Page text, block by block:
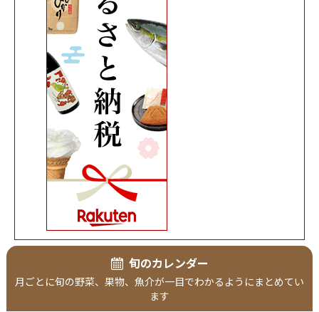
旬のカレンダー
月ごとに旬の野菜、果物、魚介が一目でわかるようにまとめてい
ます